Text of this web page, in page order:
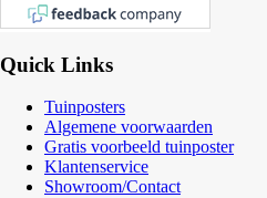
Quick Links
Tuinposters
Algemene voorwaarden
Gratis voorbeeld tuinposter
Klantenservice
Showroom/Contact